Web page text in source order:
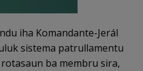
iha Komandante-Jerál
sistema patrullamentu
ba membru sira,